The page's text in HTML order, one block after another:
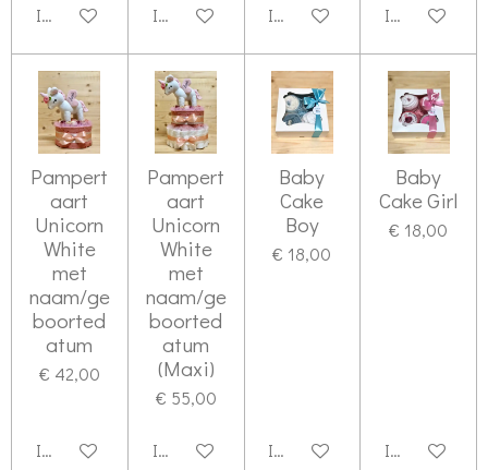
In winkelwagen In winkelwagen In winkelwagen In
Pampert
aart
Unicorn
White
met
naam/ge
boorted
atum
€ 42,00
In winkelwagen
Pampert
aart
Unicorn
White
met
naam/ge
boorted
atum
(Maxi)
€ 55,00
In winkelwagen
Baby
Cake
Boy
€ 18,00
In winkelwagen
Baby
Cake Girl
€ 18,00
In